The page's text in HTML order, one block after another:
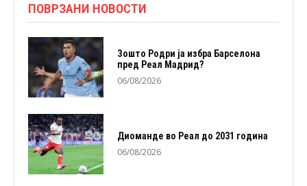
ПОВРЗАНИ НОВОСТИ
Зошто Родри ја избра Барселона
пред Реал Мадрид?
06/08/2026
Диоманде во Реал до 2031 година
06/08/2026